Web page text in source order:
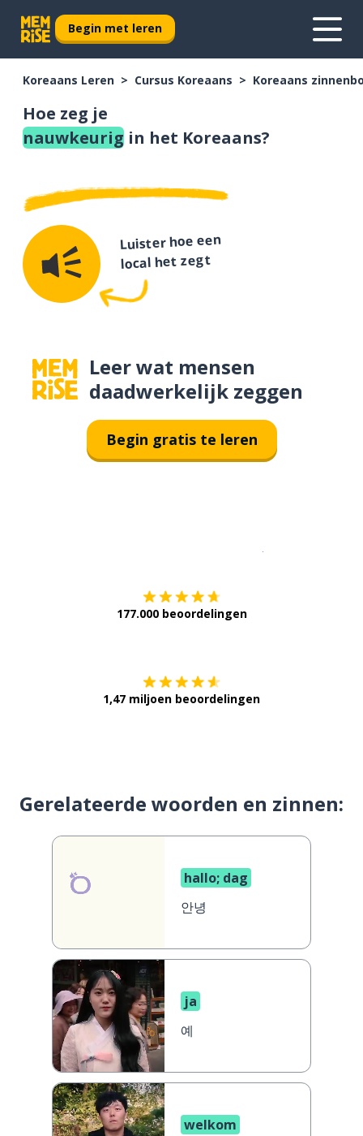
Begin met leren
Koreaans Leren Cursus Koreaans Koreaans
Hoe zeg je
nauwkeurig in het Koreaans?
Luister hoe een
local het zegt
Leer wat mensen
daadwerkelijk zeggen
Begin gratis te leren
177.000 beoordelingen
1,47 miljoen beoordelingen
Gerelateerde woorden en zinnen:
hallo; dag
안녕
ja
예
welkom